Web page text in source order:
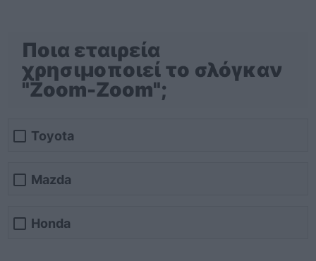
Ποια εταιρεία
χρησιμοποιεί το σλόγκαν
"Zoom-Zoom";
Toyota
Mazda
Honda